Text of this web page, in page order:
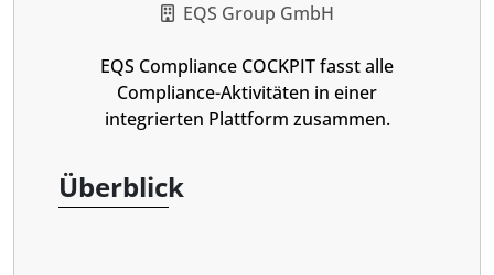
EQS Group GmbH
EQS Compliance COCKPIT fasst alle
Compliance-Aktivitäten in einer
integrierten Plattform zusammen.
Überblick